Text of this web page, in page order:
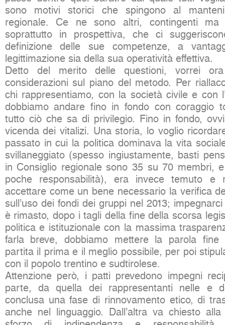
sono motivi storici che spingono al
regionale. Ce ne sono altri, contingenti ma
soprattutto in prospettiva, che ci
definizione delle sue competenze, a
legittimazione sia della sua operatività effettiva.
Detto del merito delle questioni, vorrei
considerazioni sul piano del metodo. Per
chi rappresentiamo, con la società civile e con
dobbiamo andare fino in fondo con coraggio
tutto ciò che sa di privilegio. Fino in fondo,
vicenda dei vitalizi. Una storia, lo voglio
passato in cui la politica dominava la vita
svillaneggiato (spesso ingiustamente, basti
in Consiglio regionale sono 35 su 70 membri,
poche responsabilità), era invece temuto e
accettare come un bene necessario la verifica
sull’uso dei fondi dei gruppi nel 2013;
è rimasto, dopo i tagli della fine della scorsa
politica e istituzionale con la massima
farla breve, dobbiamo mettere la parola
partita il prima e il meglio possibile, per poi
con il popolo trentino e sudtirolese.
Attenzione però, i patti prevedono impegni
parte, da quella dei rappresentanti nelle e
conclusa una fase di rinnovamento etico, di
anche nel linguaggio. Dall’altra va chiesto